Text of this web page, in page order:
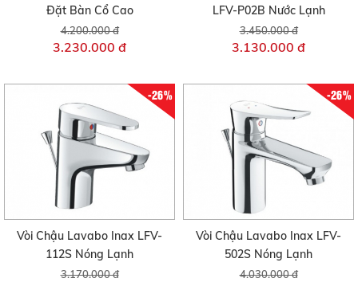
Đặt Bàn Cổ Cao
4.200.000 đ
3.230.000 đ
LFV-P02B Nước Lạnh
3.450.000 đ
3.130.000 đ
-26%
Vòi Chậu Lavabo Inax LFV-
112S Nóng Lạnh
3.170.000 đ
-26%
Vòi Chậu Lavabo Inax LFV-
502S Nóng Lạnh
4.030.000 đ